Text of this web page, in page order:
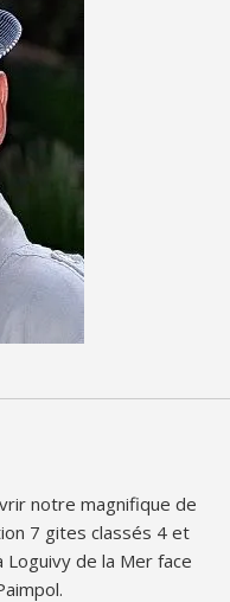
notre magnifique de
7 gites classés 4 et
de la Mer face